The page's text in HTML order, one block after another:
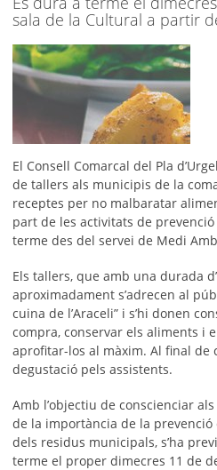
BELL-LLOC SOLUCIONA
sala de la Cultural a partir
El Consell Comarcal del Pla
de tallers als municipis de la
receptes per no malbaratar
part de les activitats de
terme des del servei de Medi
Els tallers, que amb una durada
aproximadament s’adrecen al
cuina de l’Araceli” i s’hi donen
compra, conservar els aliments i
aprofitar-los al màxim. Al final de
degustació pels assistents.
Amb l’objectiu de conscienciar
de la importància de la prevenció
dels residus municipals, s’ha
terme el proper dimecres 11 de